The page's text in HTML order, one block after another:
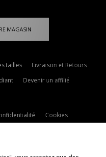
MAGASIN
tailles
Livraison et Retours
Devenir un affilié
Cookies